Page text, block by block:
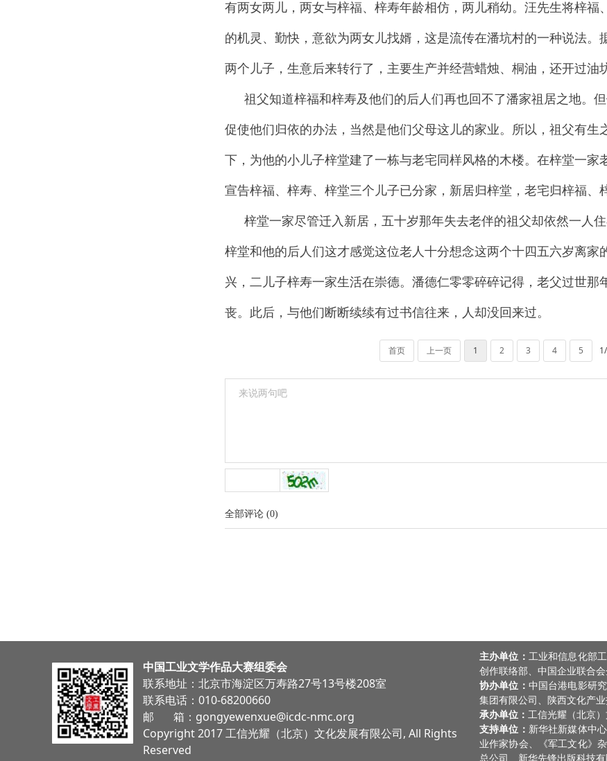
有两女两儿，两女与梓福、梓寿年龄相仿，两儿稍幼。汪先生将梓
的机灵、勤快，意欲为两女儿找婿，这是流传在潘坑村的一种说法。
两个儿子，生意后来转行了，主要生产并经营蜡烛、桐油，还开过油
祖父知道梓福和梓寿及他们的后人们再也回不了潘家祖居之地。
促使他们归依的办法，当然是他们父母这儿的家业。所以，祖父有
下，为他的小儿子梓堂建了一栋与老宅同样风格的木楼。在梓堂一家
宣告梓福、梓寿、梓堂三个儿子已分家，新居归梓堂，老宅归梓福、
梓堂一家尽管迁入新居，五十岁那年失去老伴的祖父却依然一人
梓堂和他的后人们这才感觉这位老人十分想念这两个十四五六岁离
兴，二儿子梓寿一家生活在崇德。潘德仁零零碎碎记得，老父过世
丧。此后，与他们断断续续有过书信往来，人却没回来过。
首页 上一页 1 2 3 4 5
全部评论 (0)
中国工业文学作品大赛组委会
联系地址：北京市海淀区万寿路27号13号楼208室
联系电话：010-68200660
邮 箱：gongyewenxue@icdc-nmc.org
Copyright 2017 工信光耀（北京）文化发展有限公司, All Rights
Reserved
主办单位： 工业和信息化部
创作联络部、中国企业联合
协办单位： 中国台港电影研
集团有限公司、陕西文化产
承办单位： 工信光耀（北京
支持单位： 新华社新媒体中
业作家协会、《军工文化》
总公司、新华先锋出版科技